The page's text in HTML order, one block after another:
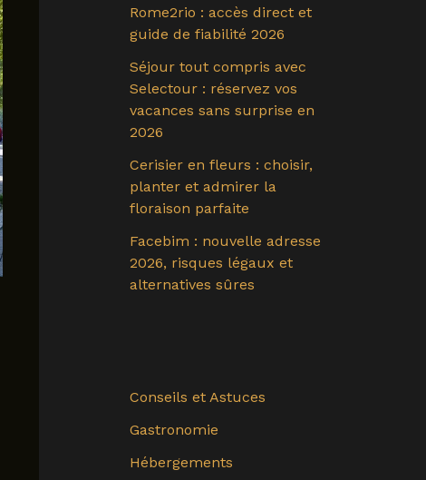
Rome2rio : accès direct et
guide de fiabilité 2026
Séjour tout compris avec
Selectour : réservez vos
vacances sans surprise en
2026
Cerisier en fleurs : choisir,
planter et admirer la
floraison parfaite
Facebim : nouvelle adresse
2026, risques légaux et
alternatives sûres
Conseils et Astuces
Gastronomie
Hébergements